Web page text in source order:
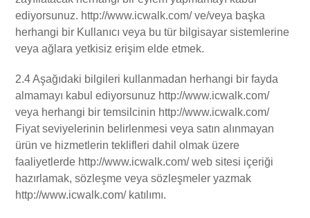
ediyorsunuz. http://www.icwalk.com/ ve/veya başka
herhangi bir Kullanıcı veya bu tür bilgisayar sistemlerine
veya ağlara yetkisiz erişim elde etmek.
2.4 Aşağıdaki bilgileri kullanmadan herhangi bir fayda
almamayı kabul ediyorsunuz http://www.icwalk.com/
veya herhangi bir temsilcinin http://www.icwalk.com/
Fiyat seviyelerinin belirlenmesi veya satın alınmayan
ürün ve hizmetlerin teklifleri dahil olmak üzere
faaliyetlerde http://www.icwalk.com/ web sitesi içeriği
hazırlamak, sözleşme veya sözleşmeler yazmak
http://www.icwalk.com/ katılımı.